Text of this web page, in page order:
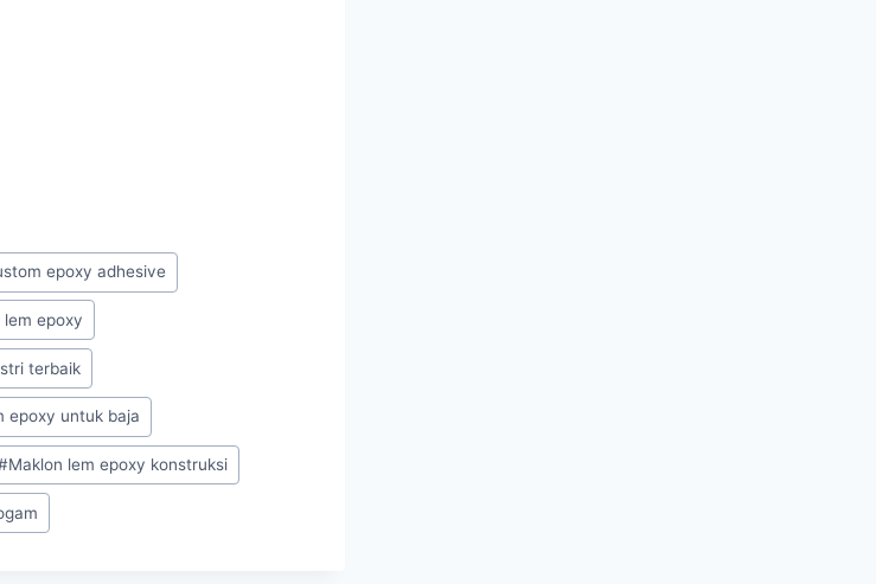
epoxy adhesive
lem epoxy
terbaik
epoxy untuk baja
Maklon lem epoxy konstruksi